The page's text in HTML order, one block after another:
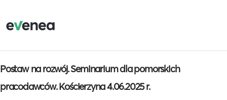
Postaw na rozwój. Seminarium dla pomorskich
pracodawców. Kościerzyna 4.06.2025 r.